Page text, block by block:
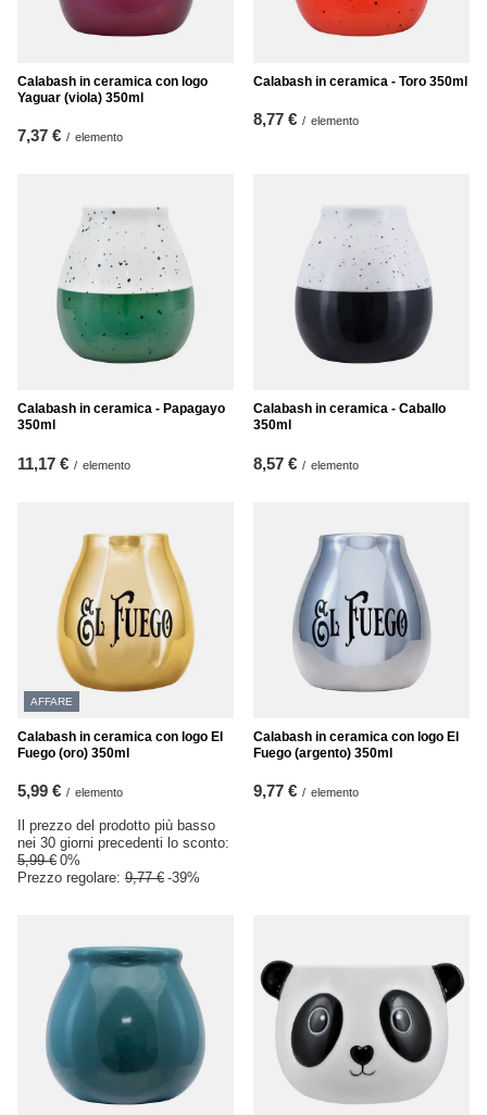
Calabash in ceramica con logo
Yaguar (viola) 350ml
7,37 € / elemento
Calabash in ceramica - Toro 350ml
8,77 € / elemento
Calabash in ceramica - Papagayo
350ml
11,17 € / elemento
Calabash in ceramica - Caballo
350ml
8,57 € / elemento
AFFARE
Calabash in ceramica con logo El
Fuego (oro) 350ml
5,99 € / elemento
Il prezzo del prodotto più basso
nei 30 giorni precedenti lo sconto:
5,99 € 0%
Prezzo regolare: 9,77 € -39%
Calabash in ceramica con logo El
Fuego (argento) 350ml
9,77 € / elemento